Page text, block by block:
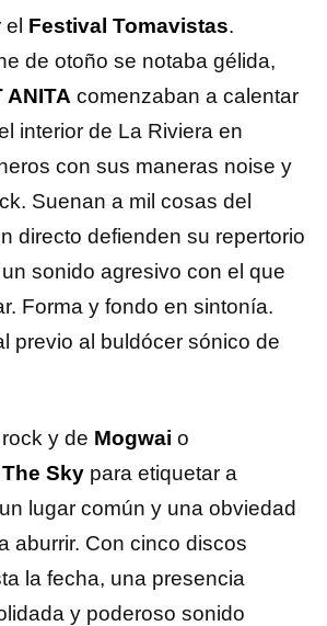
Festival Tomavistas.
de otoño se notaba gélida,
ANITA comenzaban a calentar
interior de La Riviera en
con sus maneras noise y
Suenan a mil cosas del
directo defienden su repertorio
sonido agresivo con el que
Forma y fondo en sintonía.
previo al buldócer sónico de
y de Mogwai o
Sky para etiquetar a
lugar común y una obviedad
aburrir. Con cinco discos
la fecha, una presencia
y poderoso sonido